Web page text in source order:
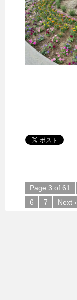
Page 3 of 61
6
7 Next ›